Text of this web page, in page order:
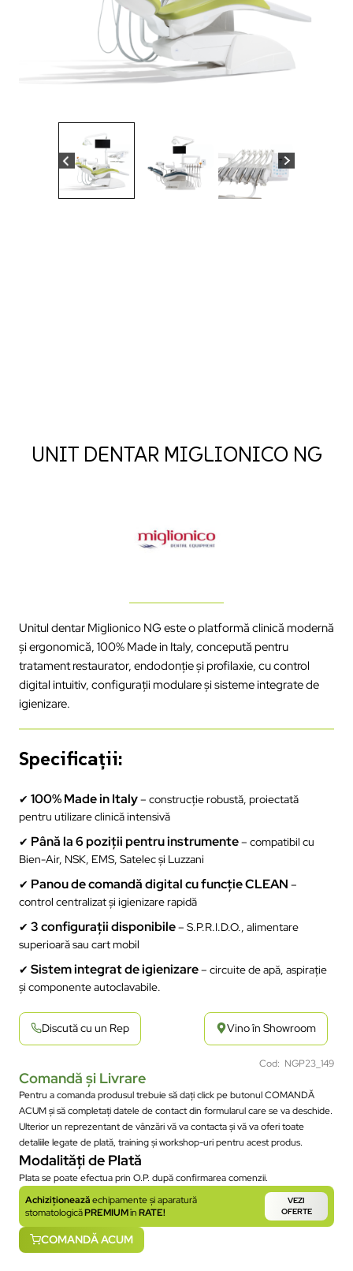
UNIT DENTAR MIGLIONICO NG
Unitul dentar Miglionico NG este o platformă clinică modernă
și ergonomică, 100% Made in Italy, concepută pentru
tratament restaurator, endodonție și profilaxie, cu control
digital intuitiv, configurații modulare și sisteme integrate de
igienizare.
Specificații:
✔ 100% Made in Italy– construcție robustă, proiectată
pentru utilizare clinică intensivă
✔ Până la 6 poziții pentru instrumente– compatibil cu
Bien-Air, NSK, EMS, Satelec și Luzzani
✔ Panou de comandă digital cu funcție CLEAN –
control centralizat și igienizare rapidă
✔ 3 configurații disponibile– S.P.R.I.D.O., alimentare
superioară sau cart mobil
✔ Sistem integrat de igienizare– circuite de apă, aspirație
și componente autoclavabile.
Discută cu un Rep Vino în Showroom
Cod: NGP23_149
Comandă și Livrare
Pentru a comanda produsul trebuie să dați click pe butonul COMANDĂ
ACUM și să completați datele de contact din formularul care se va deschide.
Ulterior un reprezentant de vânzări vă va contacta și vă va oferi toate
detaliile legate de plată, training și workshop-uri pentru acest produs.
Modalități de Plată
Plata se poate efectua prin O.P. după confirmarea comenzii.
Achiziționeazăechipamente și aparatură
stomatologicăPREMIUMînRATE!
VEZI
OFERTE
COMANDĂ ACUM